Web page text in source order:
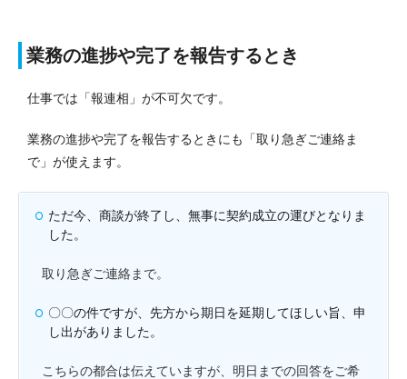
業務の進捗や完了を報告するとき
仕事では「報連相」が不可欠です。
業務の進捗や完了を報告するときにも「取り急ぎご連絡ま
で」が使えます。
ただ今、商談が終了し、無事に契約成立の運びとなりま
した。
取り急ぎご連絡まで。
〇〇の件ですが、先方から期日を延期してほしい旨、申
し出がありました。
こちらの都合は伝えていますが、明日までの回答をご希